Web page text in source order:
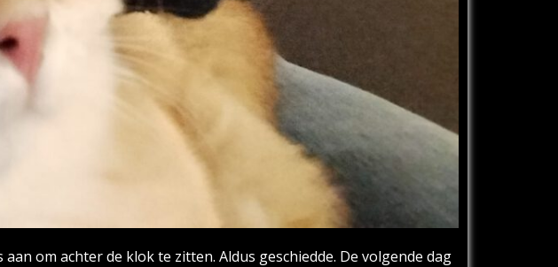
om achter de klok te zitten. Aldus geschiedde. De volgende dag